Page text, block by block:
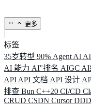
更多
标签
35岁转型 90% Agent AI
AI 能力 AI"排名 AIGC AI
API API 文档 API 设计
排查 Bun C++20 CI/CD
CRUD CSDN CursorDDD